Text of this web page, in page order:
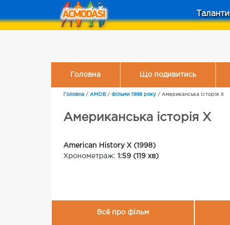
Таланти
Головна Що подивитись
Головна / AMDB / Фільми 1998 року / Американська історія Х
Американська історія Х
American History X (1998)
Хронометраж: 1:59 (119 хв)
Всё про фільм